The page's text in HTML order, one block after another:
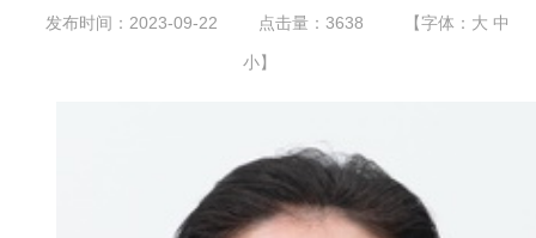
发布时间：2023-09-22 点击量： 3638 【字体： 大 中
小】